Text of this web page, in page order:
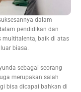
dalam
pendidikan dan
multitalenta, baik di atas
biasa.
sebagai seorang
merupakan salah
bisa dicapai bahkan di